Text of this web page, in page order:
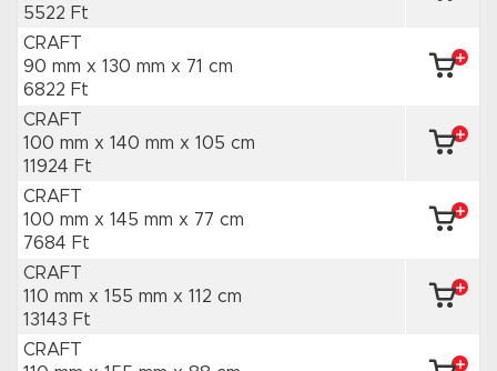
5522 Ft
CRAFT
90 mm x 130 mm x 71 cm
6822 Ft
CRAFT
100 mm x 140 mm x 105 cm
11924 Ft
CRAFT
100 mm x 145 mm x 77 cm
7684 Ft
CRAFT
110 mm x 155 mm x 112 cm
13143 Ft
CRAFT